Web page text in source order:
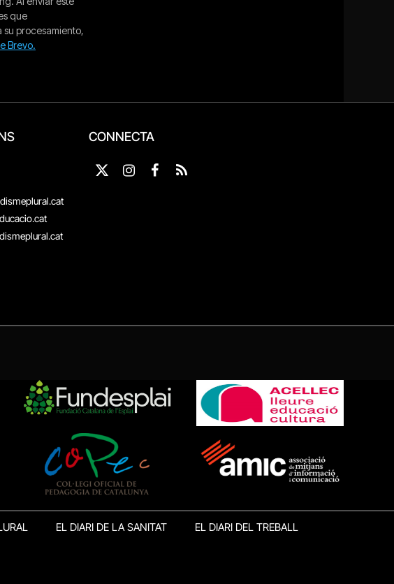
CONNECTA
X
Instagram
Facebook
RSS
EL DIARI DE LA SANITAT EL DIARI DEL TREBALL